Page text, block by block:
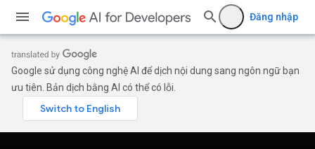
Đăng nhập
Google sử dụng công nghệ AI để dịch nội dung sang ngôn ngữ bạn
ưu tiên. Bản dịch bằng AI có thể có lỗi.